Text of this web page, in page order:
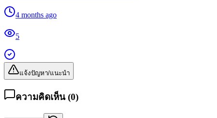
4 months ago
5
แจ้งปัญหา/แนะนำ
ความคิดเห็น (0)